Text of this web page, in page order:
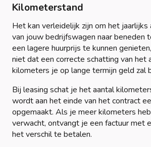
Kilometerstand
Het kan verleidelijk zijn om het
van jouw bedrijfswagen naar beneden
een lagere huurprijs te kunnen
niet dat een correcte schatting van het
kilometers je op lange termijn geld zal
Bij leasing schat je het aantal
wordt aan het einde van het contract
opgemaakt. Als je meer kilometers
verwacht, ontvangt je een factuur met
het verschil te betalen.